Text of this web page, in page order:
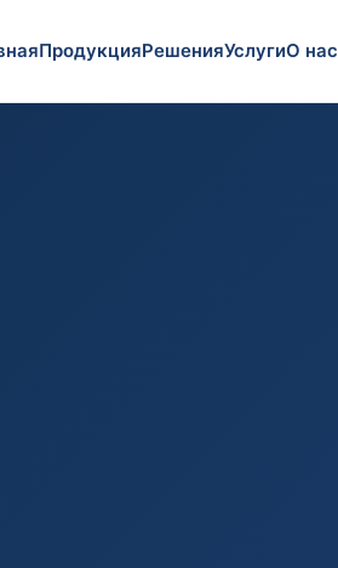
ПродукцияРешенияУслугиО нас